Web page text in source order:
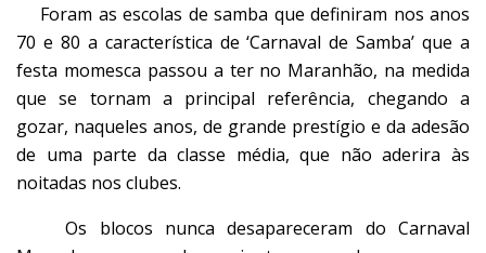
Foram as escolas de samba que definiram nos anos
70 e 80 a característica de ‘Carnaval de Samba’ que a
festa momesca passou a ter no Maranhão, na medida
que se tornam a principal referência, chegando a
gozar, naqueles anos, de grande prestígio e da adesão
de uma parte da classe média, que não aderira às
noitadas nos clubes.
Os blocos nunca desapareceram do Carnaval